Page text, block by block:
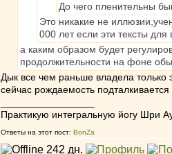
До чего пленительны
Это никакие не
000 лет если эти тексты для
а каким образом будет
продолжительности на фоне
Дык все чем раньше владела
сейчас рождаемость
Практикую интегральную йогу Шри
Ответы на этот пост: BonZa